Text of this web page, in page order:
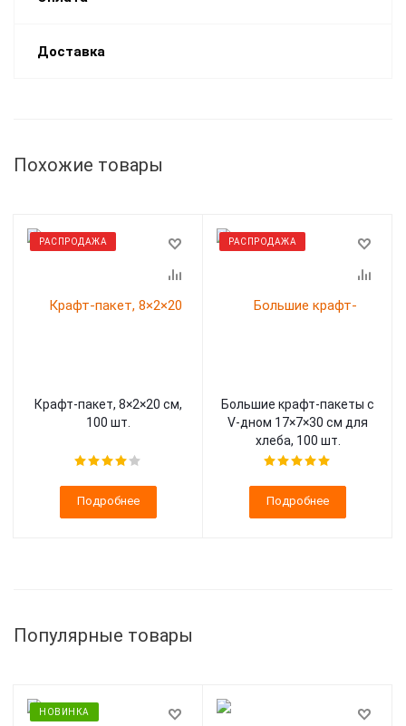
Доставка
Похожие товары
РАСПРОДАЖА
Крафт-пакет, 8×2×20 см,
100 шт.
Подробнее
РАСПРОДАЖА
Большие крафт-пакеты с
V-дном 17×7×30 см для
хлеба, 100 шт.
Подробнее
Популярные товары
НОВИНКА